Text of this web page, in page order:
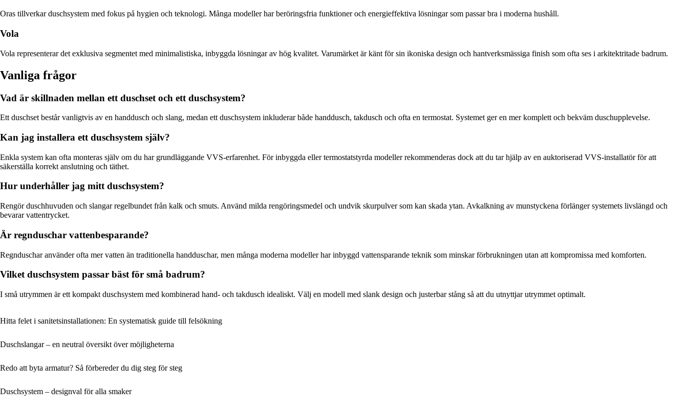
Oras tillverkar duschsystem med fokus på hygien och teknologi. Många modeller har beröringsfria funktioner och energieffektiva lösningar som passar bra i moderna hushåll.
Vola
Vola representerar det exklusiva segmentet med minimalistiska, inbyggda lösningar av hög kvalitet. Varumärket är känt för sin ikoniska design och hantverksmässiga finish som ofta ses i arkitektritade badrum.
Vanliga frågor
Vad är skillnaden mellan ett duschset och ett duschsystem?
Ett duschset består vanligtvis av en handdusch och slang, medan ett duschsystem inkluderar både handdusch, takdusch och ofta en termostat. Systemet ger en mer komplett och bekväm duschupplevelse.
Kan jag installera ett duschsystem själv?
Enkla system kan ofta monteras själv om du har grundläggande VVS-erfarenhet. För inbyggda eller termostatstyrda modeller rekommenderas dock att du tar hjälp av en auktoriserad VVS-installatör för att
säkerställa korrekt anslutning och täthet.
Hur underhåller jag mitt duschsystem?
Rengör duschhuvuden och slangar regelbundet från kalk och smuts. Använd milda rengöringsmedel och undvik skurpulver som kan skada ytan. Avkalkning av munstyckena förlänger systemets livslängd och
bevarar vattentrycket.
Är regnduschar vattenbesparande?
Regnduschar använder ofta mer vatten än traditionella handduschar, men många moderna modeller har inbyggd vattensparande teknik som minskar förbrukningen utan att kompromissa med komforten.
Vilket duschsystem passar bäst för små badrum?
I små utrymmen är ett kompakt duschsystem med kombinerad hand- och takdusch idealiskt. Välj en modell med slank design och justerbar stång så att du utnyttjar utrymmet optimalt.
Hitta felet i sanitetsinstallationen: En systematisk guide till felsökning
Duschslangar – en neutral översikt över möjligheterna
Redo att byta armatur? Så förbereder du dig steg för steg
Duschsystem – designval för alla smaker